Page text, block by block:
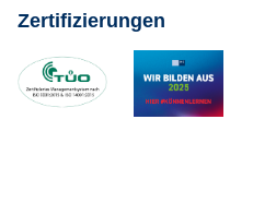
Zertifizierungen